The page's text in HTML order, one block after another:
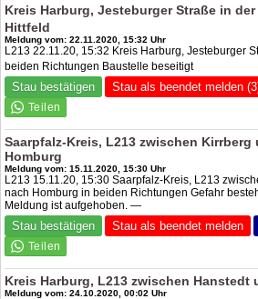
Kreis Harburg, Jesteburger Straße in
Hittfeld
Meldung vom: 22.11.2020, 15:32 Uhr
L213 22.11.20, 15:32 Kreis Harburg, Jesteburger
beiden Richtungen Baustelle beseitigt
Stau bestätigen Stau als beendet melden
Saarpfalz-Kreis, L213 zwischen Kirrberg
Homburg
Meldung vom: 15.11.2020, 15:30 Uhr
L213 15.11.20, 15:30 Saarpfalz-Kreis, L213
nach Homburg in beiden Richtungen Gefahr
Meldung ist aufgehoben. —
Stau bestätigen Stau als beendet melden
Kreis Harburg, L213 zwischen Hanstedt
Meldung vom: 24.10.2020, 00:02 Uhr